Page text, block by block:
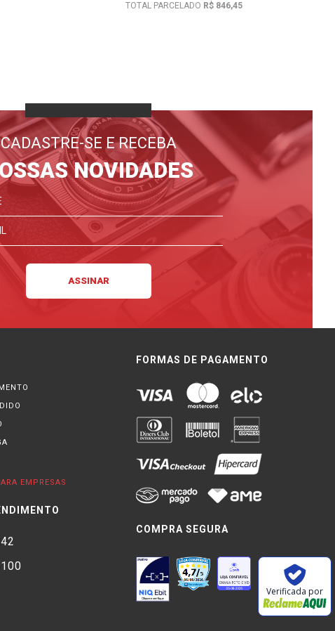
TOTAL PARCELADO R$ 846,45
CADASTRE-SE E RECEBA
NOVIDADES
EMPRESAS
FORMAS DE PAGAMENTO
COMPRA SEGURA
Verificada por